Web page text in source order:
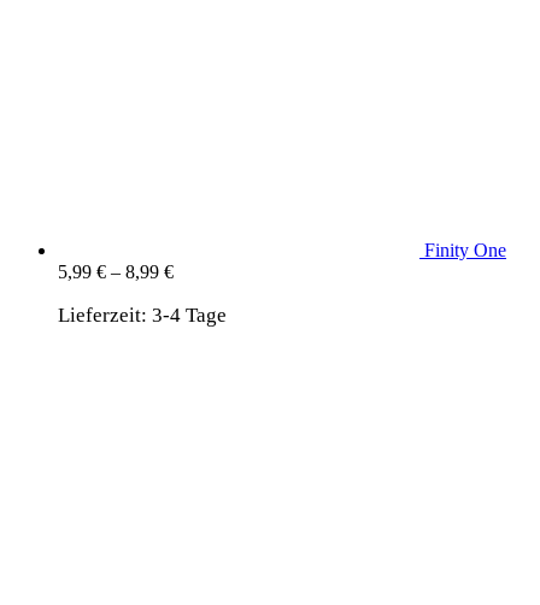
Finity One
5,99 € – 8,99 €
Lieferzeit: 3-4 Tage